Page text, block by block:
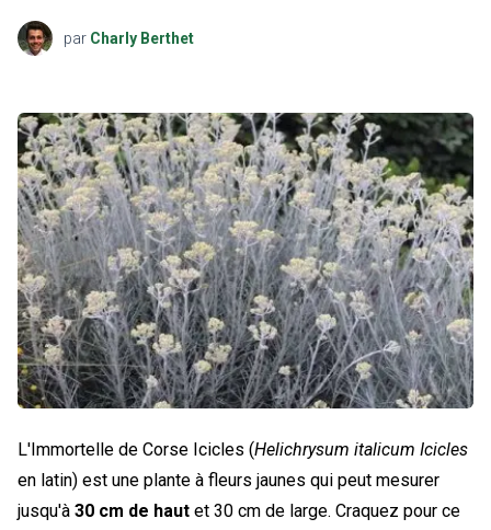
par Charly Berthet
L'Immortelle de Corse Icicles (Helichrysum italicum Icicles
en latin) est une plante à fleurs jaunes qui peut mesurer
jusqu'à 30 cm de haut et 30 cm de large. Craquez pour ce